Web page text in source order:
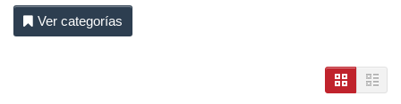
Ver categorías